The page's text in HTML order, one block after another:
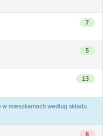
7
5
13
mieszkaniach według składu
8